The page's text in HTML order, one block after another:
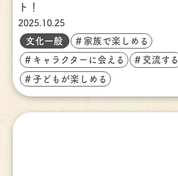
ト！
2025.10.25
文化一般 ＃家族で楽しめる
＃キャラクターに会える ＃交流する
＃子どもが楽しめる